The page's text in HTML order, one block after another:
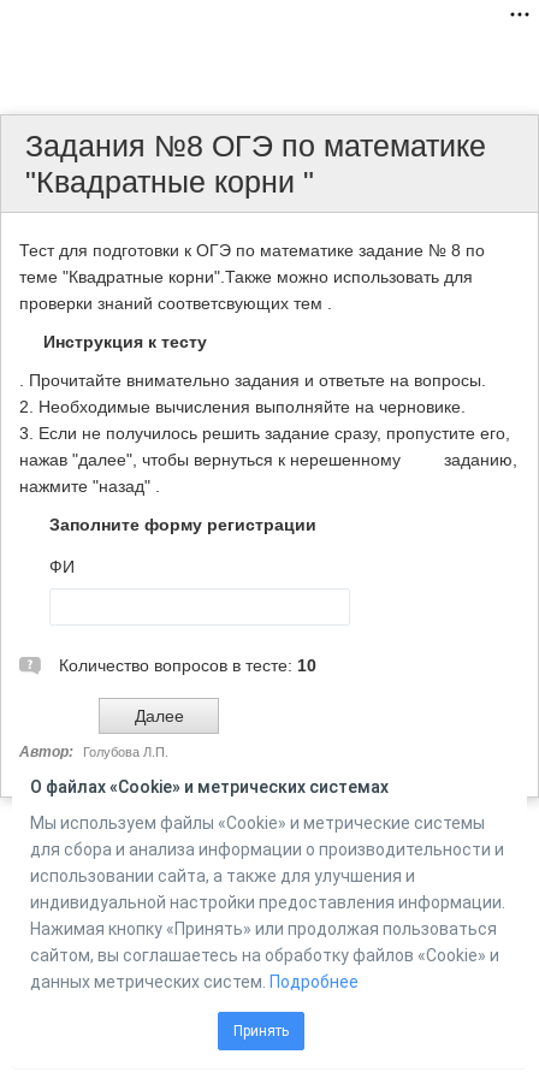
Задания №8 ОГЭ по математике
"Квадратные корни "
Тест для подготовки к ОГЭ по математике задание № 8 по
теме "Квадратные корни".Также можно использовать для
проверки знаний соответсвующих тем .
Инструкция к тесту
. Прочитайте внимательно задания и ответьте на вопросы.
2. Необходимые вычисления выполняйте на черновике.
3. Если не получилось решить задание сразу, пропустите его,
нажав "далее", чтобы вернуться к нерешенному заданию,
нажмите "назад" .
Заполните форму регистрации
ФИ
Количество вопросов в тесте: 10
Автор: Голубова Л.П.
Источник: ФИПИ
Online Test Pad
О файлах «Cookie» и метрических системах
Мы используем файлы «Cookie» и метрические системы
для сбора и анализа информации о производительности и
использовании сайта, а также для улучшения и
индивидуальной настройки предоставления информации.
Нажимая кнопку «Принять» или продолжая пользоваться
сайтом, вы соглашаетесь на обработку файлов «Cookie» и
данных метрических систем. Подробнее
Принять